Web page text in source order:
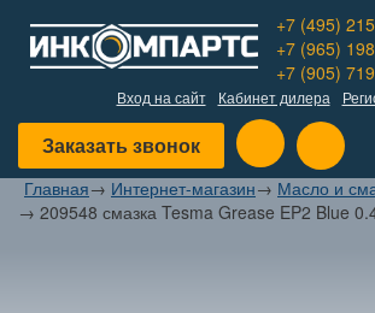
+7 (495)
+7 (965)
+7 (905)
Вход на сайт Кабинет дилера
Заказать звонок
Главная→ Интернет-магазин→ Масло и
→ 209548 смазка Tesma Grease EP2 Blue